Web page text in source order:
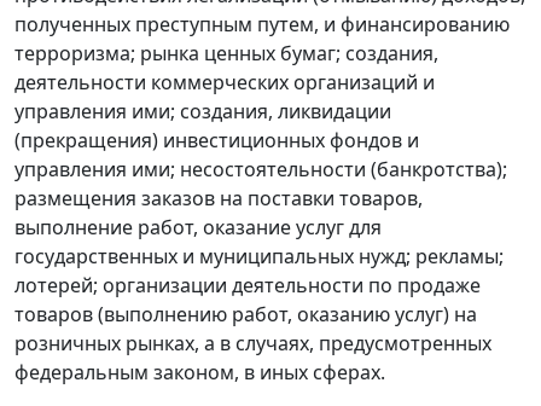
полученных преступным путем, и финансированию
терроризма; рынка ценных бумаг; создания,
деятельности коммерческих организаций и
управления ими; создания, ликвидации
(прекращения) инвестиционных фондов и
управления ими; несостоятельности (банкротства);
размещения заказов на поставки товаров,
выполнение работ, оказание услуг для
государственных и муниципальных нужд; рекламы;
лотерей; организации деятельности по продаже
товаров (выполнению работ, оказанию услуг) на
розничных рынках, а в случаях, предусмотренных
федеральным законом, в иных сферах.